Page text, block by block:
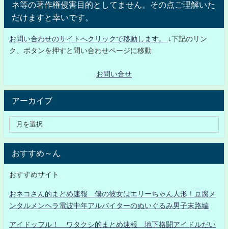
ネ等の著作権侵害目的としてません。その点ご理解いた
だけますと幸いです。
お問い合わせのサイトへクリックで移動します。
↓下記のリン
ク、ボタンを押すと問い合わせページに移動
お問い合せ
アーカイブ
おすすめ～ん
おすすめサイト
おネコさん的まとめ速報 僕の彼女はエリーちゃん人形！豆腐メ
ンタルメンヘラ電波中年アルバイターのぬいぐるみ男子末路編
アイドッフル！ ワタクシ的まとめ速報 地下格闘アイドルだい